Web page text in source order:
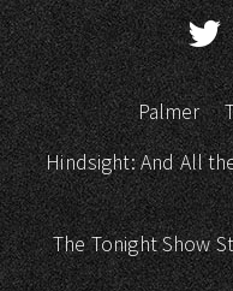
Palmer
Hindsight: And All
The Tonight Show